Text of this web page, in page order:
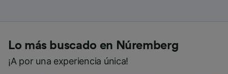
Lo más buscado en Núremberg
¡A por una experiencia única!